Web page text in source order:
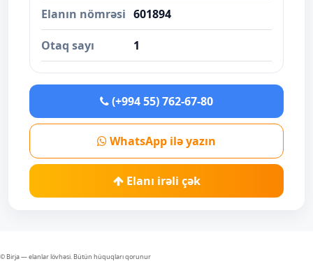
Elanın nömrəsi 601894
Otaq sayı 1
(+994 55) 762-67-80
WhatsApp ilə yazın
Elanı irəli çək
© Birja — elanlar lövhəsi. Bütün hüquqları qorunur